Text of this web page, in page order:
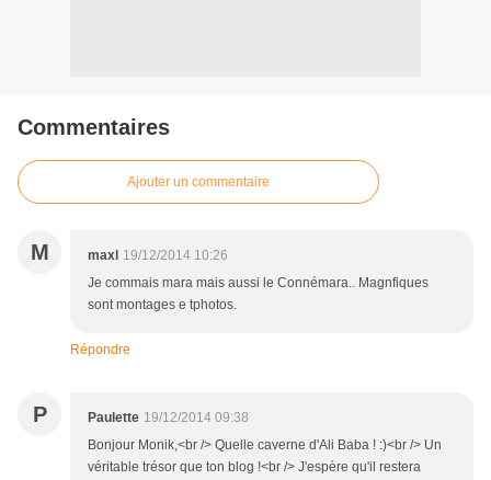
Commentaires
Ajouter un commentaire
M maxl 19/12/2014 10:26
Je commais mara mais aussi le Connémara.. Magnfiques
sont montages e tphotos.
Répondre
P Paulette 19/12/2014 09:38
Bonjour Monik,<br /> Quelle caverne d'Ali Baba ! :)<br /> Un
véritable trésor que ton blog !<br /> J'espère qu'il restera